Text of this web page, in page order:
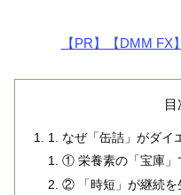
【PR】【DMM FX
目
1. なぜ「缶詰」がダイ
① 栄養素の「宝庫」
② 「時短」が継続を